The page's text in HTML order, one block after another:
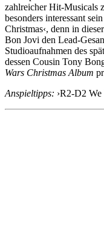
zahlreicher Hit-Musicals
besonders interessant
Christmas‹, denn in
Bon Jovi den Lead-
Studioaufnahmen des
dessen Cousin Tony
Wars Christmas Album
Anspieltipps: ›R2-D2